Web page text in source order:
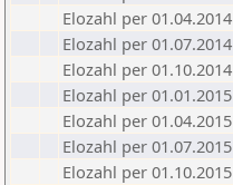
Elozahl per 01.04.2014
Elozahl per 01.07.2014
Elozahl per 01.10.2014
Elozahl per 01.01.2015
Elozahl per 01.04.2015
Elozahl per 01.07.2015
Elozahl per 01.10.2015